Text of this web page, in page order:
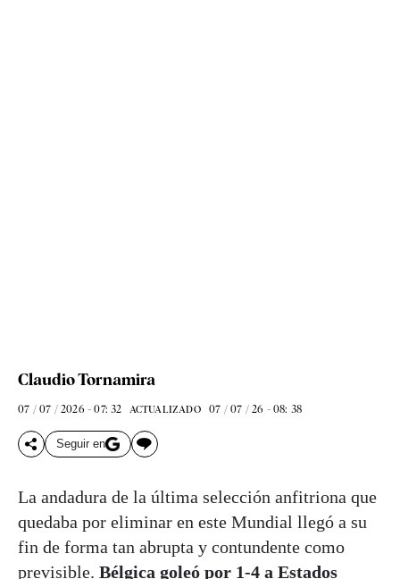
Claudio Tornamira
07 / 07 / 2026 - 07: 32 ACTUALIZADO 07 / 07 / 26 - 08: 38
Seguir en
La andadura de la última selección anfitriona que
quedaba por eliminar en este Mundial llegó a su
fin de forma tan abrupta y contundente como
previsible. Bélgica goleó por 1-4 a Estados